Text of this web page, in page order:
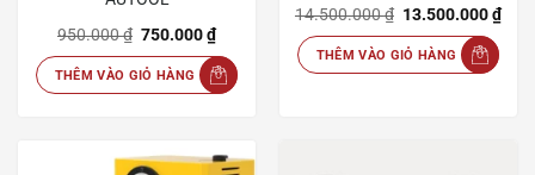
950.000₫ Giá
là:
950.000 ₫.
750.000₫Giá
hiện
tại
là:
750.000 ₫.
THÊM VÀO GIỎ HÀNG
14.500.000₫ Giá
là:
14.500.000 ₫.
13.500.000₫Giá
hiện
THÊM VÀO GIỎ HÀNG